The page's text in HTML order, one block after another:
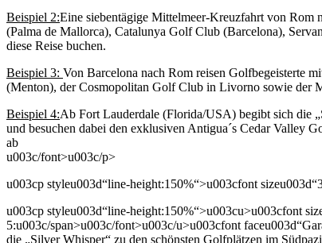
Beispiel 2:Eine siebentägige Mittelmeer-Kreuzfahrt von Rom
(Palma de Mallorca), Catalunya Golf Club (Barcelona),
diese Reise buchen.
Beispiel 3: Von Barcelona nach Rom reisen Golfbegeisterte
(Menton), der Cosmopolitan Golf Club in Livorno sowie der
Beispiel 4:Ab Fort Lauderdale (Florida/USA) begibt sich die
und besuchen dabei den exklusiven Antigua´s Cedar
ab
u003c/font>u003c/p>
u003cp styleu003d“line-height:150%“>u003cfont
u003cp styleu003d“line-height:150%“>u003cu>u003cfont
5:u003c/span>u003c/font>u003c/u>u003cfont
die „Silver Whisper“ zu den schönsten Golfplätzen im